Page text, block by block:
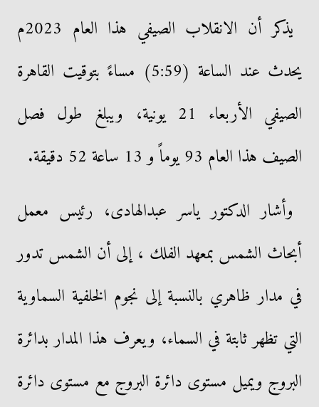
يذكر أن الانقلاب الصيفي هذا العام 2023م
يحدث عند الساعة (5:59) مساءً بتوقيت القاهرة
الصيفي الأربعاء 21 يونية، ويبلغ طول فصل
الصيف هذا العام 93 يوماً و 13 ساعة 52 دقيقة.
وأشار الدكتور ياسر عبدالهادى، رئيس معمل
أبحاث الشمس بمعهد الفلك ، إلى أن الشمس تدور
في مدار ظاهري بالنسبة إلى نجوم الخلفية السماوية
التي تظهر ثابتة في السماء، ويعرف هذا المدار بدائرة
البروج ويميل مستوى دائرة البروج مع مستوى دائرة